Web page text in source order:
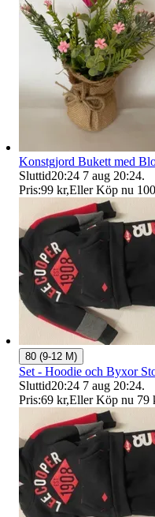
Konstgjord Bukett med
Sluttid20:24 7 aug 20:24.
Pris:99 kr,Eller Köp nu
80 (9-12 M)
Set - Hoodie och Byxor
Sluttid20:24 7 aug 20:24.
Pris:69 kr,Eller Köp nu 79